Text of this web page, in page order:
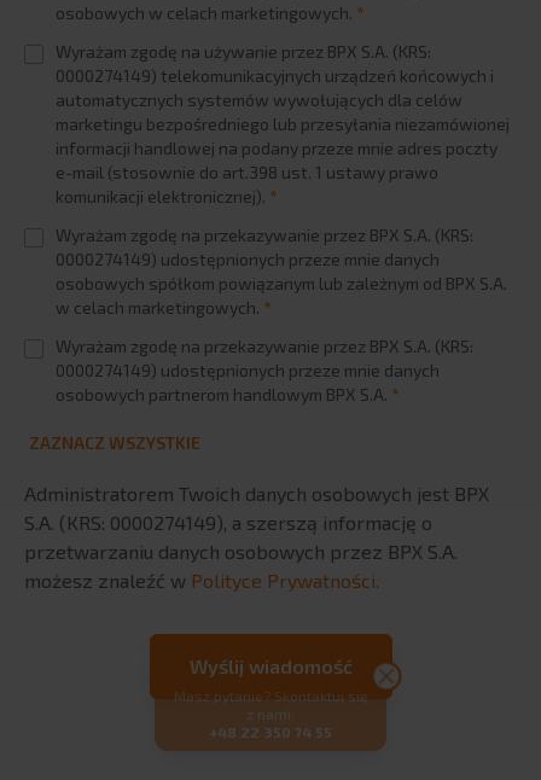
osobowych w celach marketingowych. *
Wyrażam zgodę na używanie przez BPX S.A. (KRS:
0000274149) telekomunikacyjnych urządzeń końcowych i
automatycznych systemów wywołujących dla celów
marketingu bezpośredniego lub przesyłania niezamówionej
informacji handlowej na podany przeze mnie adres poczty
e-mail (stosownie do art.398 ust. 1 ustawy prawo
komunikacji elektronicznej). *
Wyrażam zgodę na przekazywanie przez BPX S.A. (KRS:
0000274149) udostępnionych przeze mnie danych
osobowych spółkom powiązanym lub zależnym od BPX S.A.
w celach marketingowych. *
Wyrażam zgodę na przekazywanie przez BPX S.A. (KRS:
0000274149) udostępnionych przeze mnie danych
osobowych partnerom handlowym BPX S.A. *
ZAZNACZ WSZYSTKIE
Administratorem Twoich danych osobowych jest BPX
S.A. (KRS: 0000274149), a szerszą informację o
przetwarzaniu danych osobowych przez BPX S.A.
możesz znaleźć w Polityce Prywatności.
Masz pytanie? Skontaktuj się
z nami:
+48 22 350 74 55